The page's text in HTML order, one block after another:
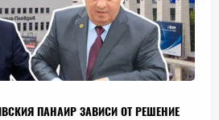
ПАНАИР ЗАВИСИ ОТ РЕШЕНИЕ